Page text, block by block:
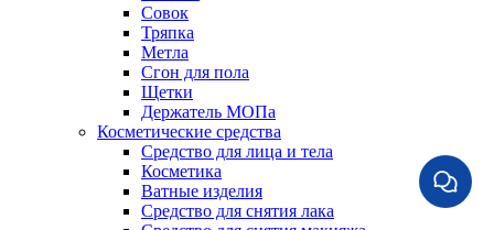
Совок
Тряпка
Метла
Сгон для пола
Щетки
Держатель МОПа
Косметические средства
Средство для лица и тела
Косметика
Ватные изделия
Средство для снятия лака